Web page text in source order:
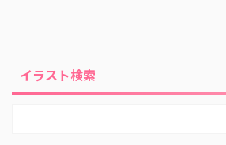
イラスト検索